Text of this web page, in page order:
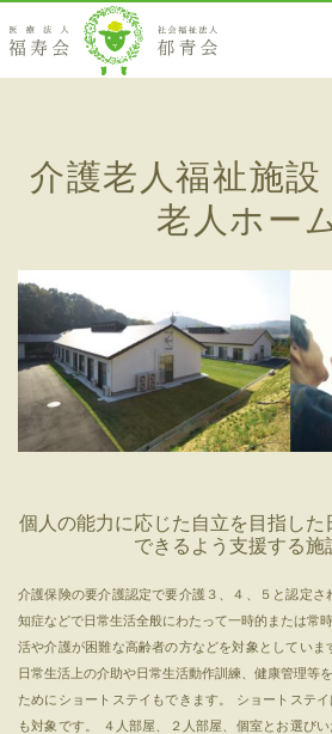
介護老人福祉施設
老人ホー
個人の能力に応じた自立を目指し
できるよう支援する施
介護保険の要介護認定で要介護３、４、５と認定
知症などで日常生活全般にわたって一時的または常
活や介護が困難な高齢者の方などを対象としていま
日常生活上の介助や日常生活動作訓練、健康管理等
ためにショートステイもできます。 ショートステ
も対象です。 ４人部屋、２人部屋、個室とお選び